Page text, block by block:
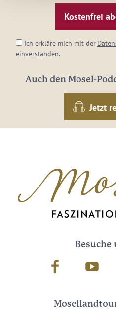
Mail-
Adresse:
Ich erkläre mich mit der
einverstanden.
Auch den Mosel-
Jetzt
Besuche
Facebook Youtube